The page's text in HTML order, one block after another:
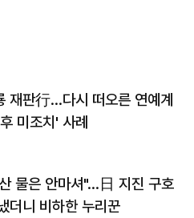
재판行…다시 떠오른 연예계
미조치' 사례
물은 안마셔"…日 지진 구호
더니 비하한 누리꾼